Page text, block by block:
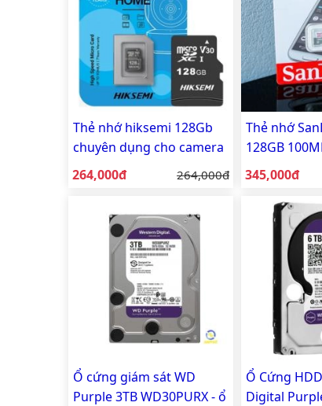
Thẻ nhớ hiksemi 128Gb
chuyên dụng cho camera
an ninh
Giá bán:
264,000đ Giá gốc:
264,000đ
Thẻ nhớ
128GB
Chuyên
Giá bán:
345,000đ
Ổ cứng giám sát WD
Purple 3TB WD30PURX - ổ
Ổ Cứng
Digital